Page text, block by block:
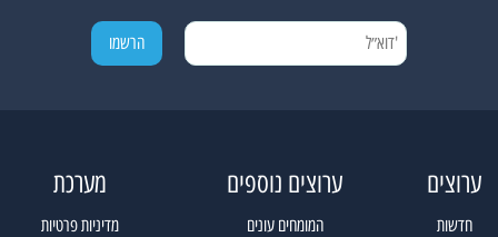
ערוצים
חדשות
ערוצים נוספים
המומחים עונים
מערכת
מדיניות פרטיות